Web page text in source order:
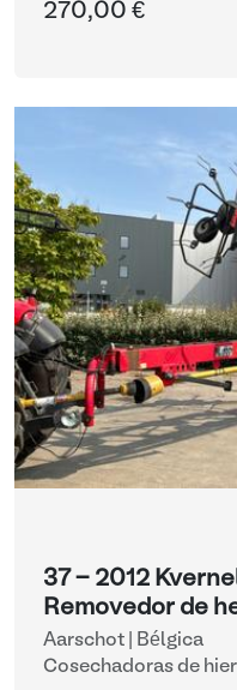
270,00 €
37 - 2012
Removedor de
Aarschot | Bélgica
Cosechadoras de